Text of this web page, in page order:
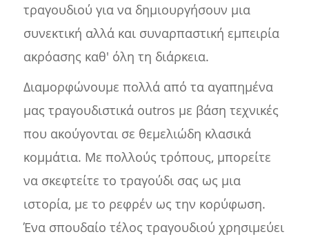
τραγουδιού για να δημιουργήσουν μια
συνεκτική αλλά και συναρπαστική εμπειρία
ακρόασης καθ' όλη τη διάρκεια.
Διαμορφώνουμε πολλά από τα αγαπημένα
μας τραγουδιστικά outros με βάση τεχνικές
που ακούγονται σε θεμελιώδη κλασικά
κομμάτια. Με πολλούς τρόπους, μπορείτε
να σκεφτείτε το τραγούδι σας ως μια
ιστορία, με το ρεφρέν ως την κορύφωση.
Ένα σπουδαίο τέλος τραγουδιού χρησιμεύει